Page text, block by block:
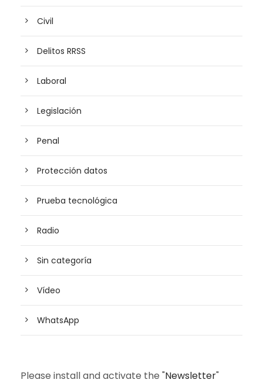
Civil
Delitos RRSS
Laboral
Legislación
Penal
Protección datos
Prueba tecnológica
Radio
Sin categoría
Vídeo
WhatsApp
Please install and activate the "Newsletter"